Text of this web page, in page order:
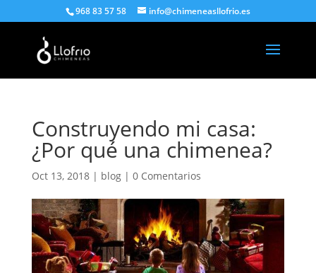
968 83 57 58 info@chimeneasllofrio.es
Construyendo mi casa:
¿Por qué una chimenea?
Oct 13, 2018| blog| 0 Comentarios